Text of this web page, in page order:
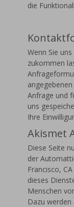
die
Wenn Sie
zukommen
Anfrage und
uns
Ihre
Akismet
Diese Seite
der
Francisco,
dieses
Menschen
Dazu